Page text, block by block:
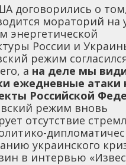
договорились о
мораторий на
энергетической
России и
режим
а на деле мы
ежедневные атаки
Российской
режим вновь
отсутствие
украинского
в интервью